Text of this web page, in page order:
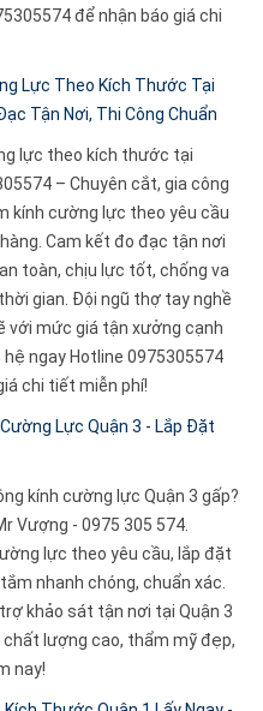
để nhận báo giá chi
Lực Theo Kích Thước Tại
Tận Nơi, Thi Công Chuẩn
lực theo kích thước tại
– Chuyên cắt, gia công
kính cường lực theo yêu cầu
Cam kết đo đạc tận nơi
toàn, chịu lực tốt, chống va
gian. Đội ngũ thợ tay nghề
với mức giá tận xưởng cạnh
ngay Hotline 0975305574
chi tiết miễn phí!
Lực Quận 3 - Lắp Đặt
kính cường lực Quận 3 gấp?
Vượng - 0975 305 574.
lực theo yêu cầu, lắp đặt
nhanh chóng, chuẩn xác.
khảo sát tận nơi tại Quận 3
lượng cao, thẩm mỹ đẹp,
nay!